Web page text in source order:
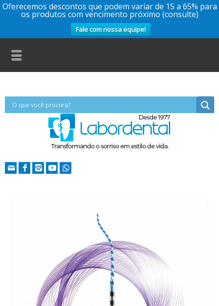
Oferecemos descontos que podem variar de 15 a 65% para
os produtos com vencimento próximo (consulte)
Fale com nossa equipe!